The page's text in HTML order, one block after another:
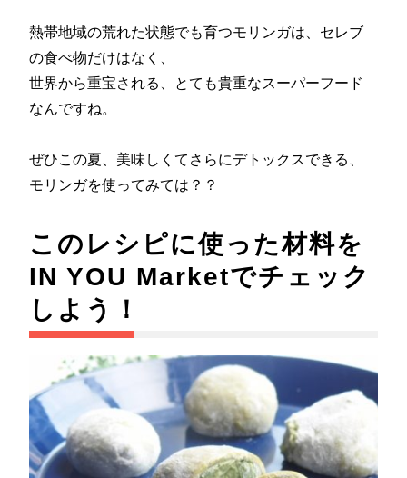
熱帯地域の荒れた状態でも育つモリンガは、セレブ
の食べ物だけはなく、
世界から重宝される、とても貴重なスーパーフード
なんですね。
ぜひこの夏、美味しくてさらにデトックスできる、
モリンガを使ってみては？？
このレシピに使った材料を
IN YOU Marketでチェック
しよう！